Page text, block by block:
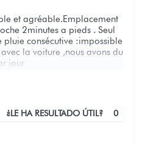
et agréable.Emplacement
2minutes a pieds . Seul
consécutive :impossible
la voiture ,nous avons du
jour
¿LE HA RESULTADO ÚTIL? 0